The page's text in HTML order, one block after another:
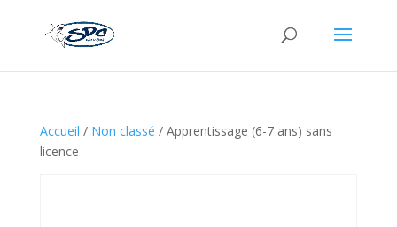
Accueil / Non classé / Apprentissage (6-7 ans) sans
licence